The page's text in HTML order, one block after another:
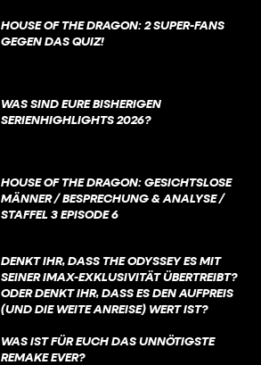
HOUSE OF THE DRAGON: 2 SUPER-FANS
GEGEN DAS QUIZ!
WAS SIND EURE BISHERIGEN
SERIENHIGHLIGHTS 2026?
HOUSE OF THE DRAGON: GESICHTSLOSE
MÄNNER / BESPRECHUNG & ANALYSE /
STAFFEL 3 EPISODE 6
DENKT IHR, DASS THE ODYSSEY ES MIT
SEINER IMAX-EXKLUSIVITÄT ÜBERTREIBT?
ODER DENKT IHR, DASS ES DEN AUFPREIS
(UND DIE WEITE ANREISE) WERT IST?
WAS IST FÜR EUCH DAS UNNÖTIGSTE
REMAKE EVER?